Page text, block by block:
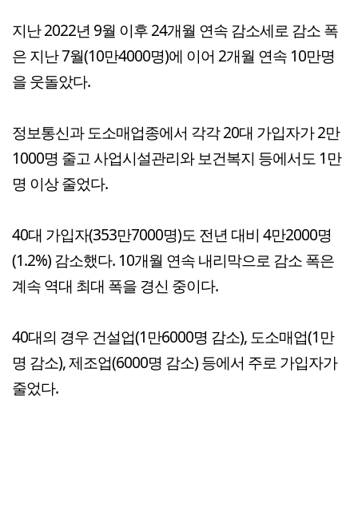
지난 2022년 9월 이후 24개월 연속 감소세로 감소 폭
은 지난 7월(10만4000명)에 이어 2개월 연속 10만명
을 웃돌았다.
정보통신과 도소매업종에서 각각 20대 가입자가 2만
1000명 줄고 사업시설관리와 보건복지 등에서도 1만
명 이상 줄었다.
40대 가입자(353만7000명)도 전년 대비 4만2000명
(1.2%) 감소했다. 10개월 연속 내리막으로 감소 폭은
계속 역대 최대 폭을 경신 중이다.
40대의 경우 건설업(1만6000명 감소), 도소매업(1만
명 감소), 제조업(6000명 감소) 등에서 주로 가입자가
줄었다.